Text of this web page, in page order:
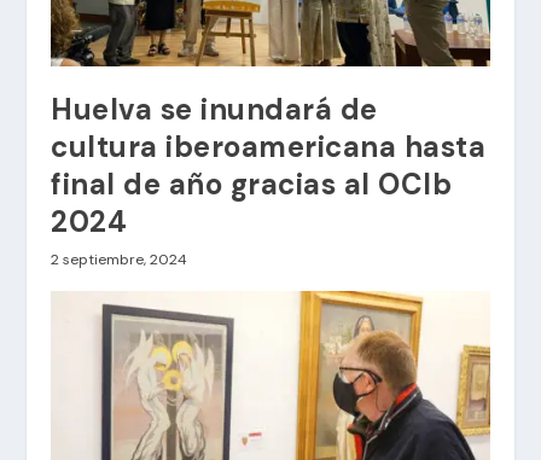
Huelva se inundará de
cultura iberoamericana hasta
final de año gracias al OCIb
2024
2 septiembre, 2024